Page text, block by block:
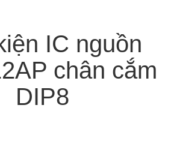
IC nguồn
chân cắm
DIP8